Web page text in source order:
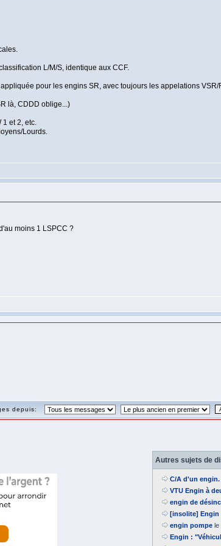
L/M/S, identique aux CCF.
pour les engins SR, avec toujours les appelations VSR/
là, CDDD oblige...)
1 et 2, etc.
Lourds.
moins 1 LSPCC ?
depuis:
Autres sujets de
C/A d'un engin.
VTU Engin à
engin de
[insolite] Engin
engin pompe le
Engin :